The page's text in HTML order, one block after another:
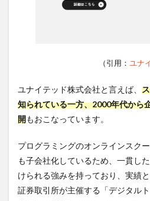
（引用： ユナ
ユナイテッド株式会社と言えば、
知られている一方、2000年代から
開もおこなっています。
プログラミングのオンラインスク
も子会社化しているため、一貫し
けられる強みを持っており、実績
証券取引所が主催する「デジタル